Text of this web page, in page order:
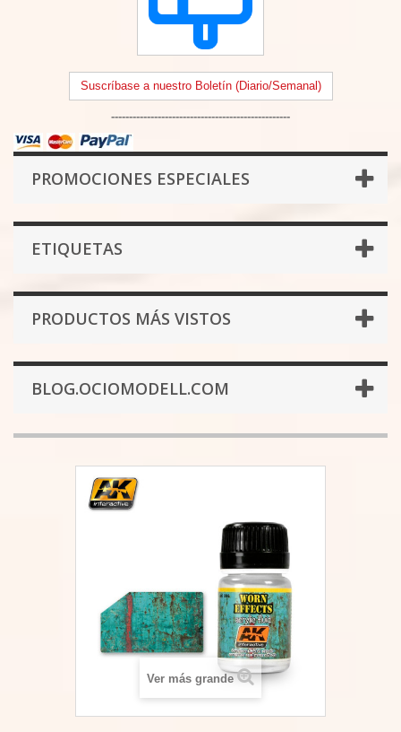
Suscríbase a nuestro Boletín (Diario/Semanal)
--------------------------------------------------
PROMOCIONES ESPECIALES
ETIQUETAS
PRODUCTOS MÁS VISTOS
BLOG.OCIOMODELL.COM
Ver más grande